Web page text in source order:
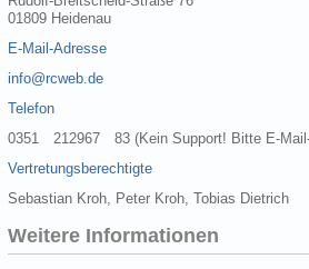
01809 Heidenau
E-Mail-Adresse
info@rcweb.de
Telefon
0351 212967 83 (Kein Support! Bitte E-
Vertretungsberechtigte
Sebastian Kroh, Peter Kroh, Tobias Dietrich
Weitere Informationen